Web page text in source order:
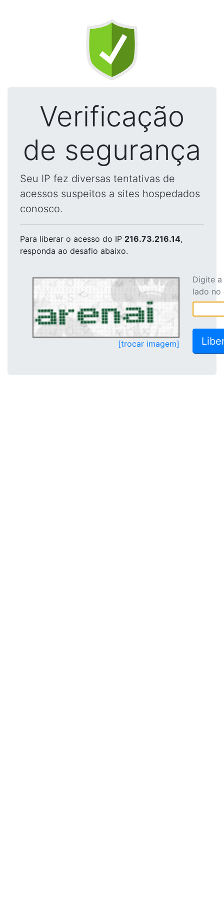
Verificação
de segurança
Seu IP fez diversas tentativas de
acessos suspeitos a sites hospedados
conosco.
Para liberar o acesso do IP 216.73.216.14,
responda ao desafio abaixo.
[trocar imagem]
Digite
lado no